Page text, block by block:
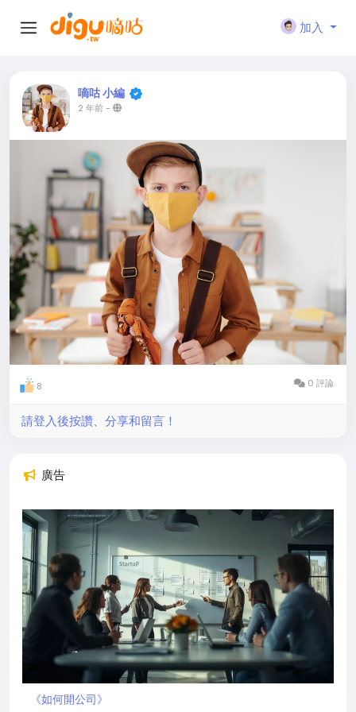
加入
嘀咕 小編
2 年前-
8 0 評論
請登入後按讚、分享和留言！
廣告
《如何開公司》